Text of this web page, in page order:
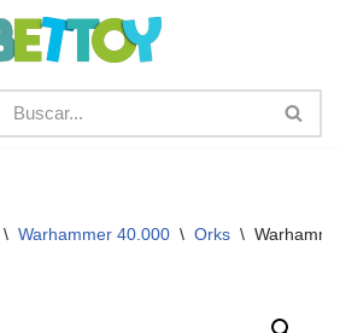
\ Warhammer 40.000 \ Orks \